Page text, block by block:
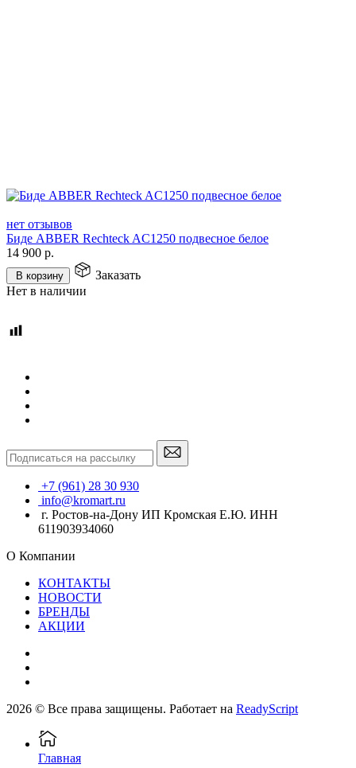
нет отзывов
Биде ABBER Rechteck AC1250 подвесное белое
14 900 р.
В корзину
Заказать
Нет в наличии
+7 (961) 28 30 930
info@kromart.ru
г. Ростов-на-Дону ИП Кромская Е.Ю. ИНН
611903934060
О Компании
КОНТАКТЫ
НОВОСТИ
БРЕНДЫ
АКЦИИ
2026 © Все права защищены. Работает на ReadyScript
Главная